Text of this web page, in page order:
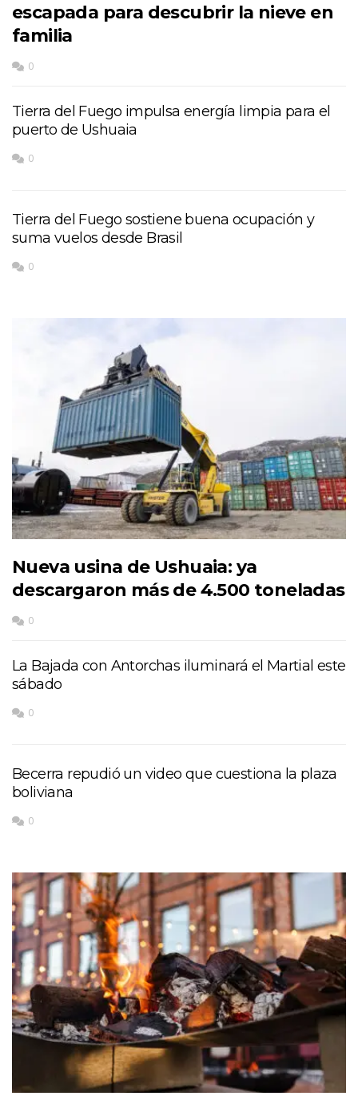
escapada para descubrir la nieve en
familia
0
Tierra del Fuego impulsa energía limpia para el
puerto de Ushuaia
0
Tierra del Fuego sostiene buena ocupación y
suma vuelos desde Brasil
0
Nueva usina de Ushuaia: ya
descargaron más de 4.500 toneladas
0
La Bajada con Antorchas iluminará el Martial este
sábado
0
Becerra repudió un video que cuestiona la plaza
boliviana
0